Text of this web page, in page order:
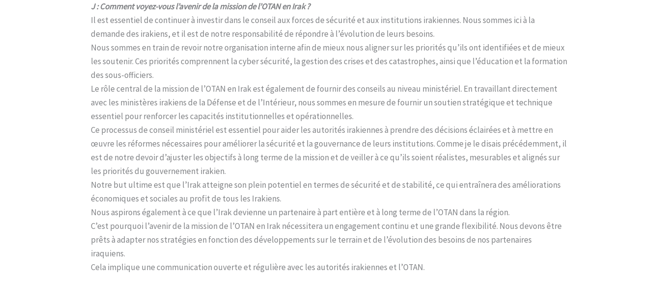
J : Comment voyez-vous l’avenir de la mission de l’OTAN en Irak ?
Il est essentiel de continuer à investir dans le conseil aux forces de sécurité et aux institutions irakiennes. Nous sommes ici à la
demande des irakiens, et il est de notre responsabilité de répondre à l’évolution de leurs besoins.
Nous sommes en train de revoir notre organisation interne afin de mieux nous aligner sur les priorités qu’ils ont identifiées et de mieux
les soutenir. Ces priorités comprennent la cyber sécurité, la gestion des crises et des catastrophes, ainsi que l’éducation et la formation
des sous-officiers.
Le rôle central de la mission de l’OTAN en Irak est également de fournir des conseils au niveau ministériel. En travaillant directement
avec les ministères irakiens de la Défense et de l’Intérieur, nous sommes en mesure de fournir un soutien stratégique et technique
essentiel pour renforcer les capacités institutionnelles et opérationnelles.
Ce processus de conseil ministériel est essentiel pour aider les autorités irakiennes à prendre des décisions éclairées et à mettre en
œuvre les réformes nécessaires pour améliorer la sécurité et la gouvernance de leurs institutions. Comme je le disais précédemment, il
est de notre devoir d’ajuster les objectifs à long terme de la mission et de veiller à ce qu’ils soient réalistes, mesurables et alignés sur
les priorités du gouvernement irakien.
Notre but ultime est que l’Irak atteigne son plein potentiel en termes de sécurité et de stabilité, ce qui entraînera des améliorations
économiques et sociales au profit de tous les Irakiens.
Nous aspirons également à ce que l’Irak devienne un partenaire à part entière et à long terme de l’OTAN dans la région.
C’est pourquoi l’avenir de la mission de l’OTAN en Irak nécessitera un engagement continu et une grande flexibilité. Nous devons être
prêts à adapter nos stratégies en fonction des développements sur le terrain et de l’évolution des besoins de nos partenaires
iraquiens.
Cela implique une communication ouverte et régulière avec les autorités irakiennes et l’OTAN.